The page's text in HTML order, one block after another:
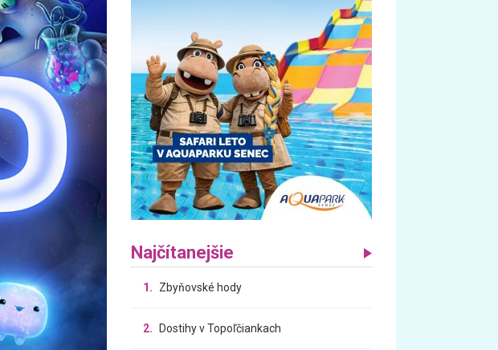
Najčítanejšie
1. Zbyňovské hody
2. Dostihy v Topoľčiankach